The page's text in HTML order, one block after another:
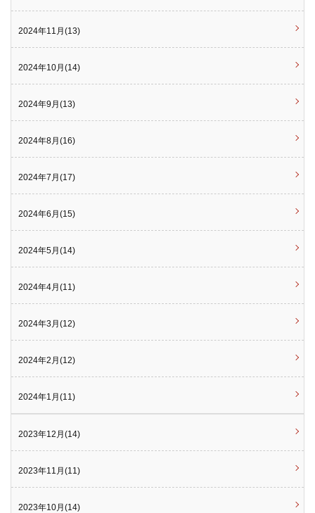
2024年11月(13)
2024年10月(14)
2024年9月(13)
2024年8月(16)
2024年7月(17)
2024年6月(15)
2024年5月(14)
2024年4月(11)
2024年3月(12)
2024年2月(12)
2024年1月(11)
2023年12月(14)
2023年11月(11)
2023年10月(14)